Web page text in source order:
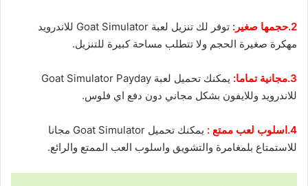
2.حجمها صغير:
توفر لك تنزيل لعبة Goat Simulator للاندرويد
مهكرة صغيرة الحجم ولا تتطلب مساحة كبيرة للتنزيل.
3.مجانية تماما:
يمكنك تحميل لعبة Goat Simulator Payday
للاندرويد وللايفون بشكل مجاني دون دفع اي فلوس.
4.اسلوب لعب ممتع :
يمكنك تحميل Goat Simulator مجانا
للاستمتاع بلمغامرة والتشويق واسلوب العب الممتع والرائع.